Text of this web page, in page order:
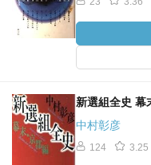
新選組全史 幕
中村彰彦
124 3.25